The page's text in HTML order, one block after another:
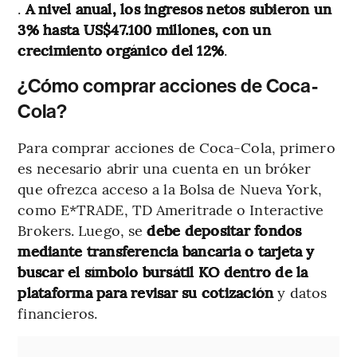
.A nivel anual, los ingresos netos subieron un
3% hasta US$47.100 millones, con un
crecimiento orgánico del 12%​.
¿Cómo comprar acciones de Coca-
Cola?
Para comprar acciones de Coca-Cola, primero
es necesario abrir una cuenta en un bróker
que ofrezca acceso a la Bolsa de Nueva York,
como E*TRADE, TD Ameritrade o Interactive
Brokers. Luego, se debe depositar fondos
mediante transferencia bancaria o tarjeta y
buscar el símbolo bursátil KO dentro de la
plataforma para revisar su cotizacióny datos
financieros.